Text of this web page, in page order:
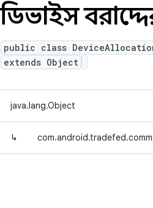
ডিভাইস
public class
extends Object
java.lang.Object
↳